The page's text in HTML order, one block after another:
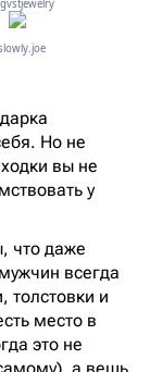
Но не
вы не
у
что даже
всегда
толстовки и
место в
это не